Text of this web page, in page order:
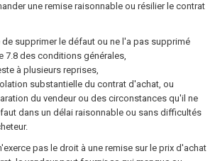
une remise raisonnable ou résilier le contrat
supprimer le défaut ou ne l'a pas supprimé
7.8 des conditions générales,
à plusieurs reprises,
substantielle du contrat d'achat, ou
du vendeur ou des circonstances qu'il ne
dans un délai raisonnable ou sans difficultés
pas le droit à une remise sur le prix d'achat